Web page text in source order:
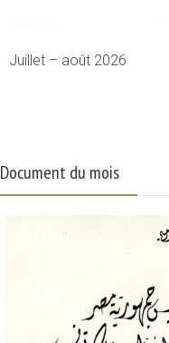
Juillet – août 2026
Document du mois